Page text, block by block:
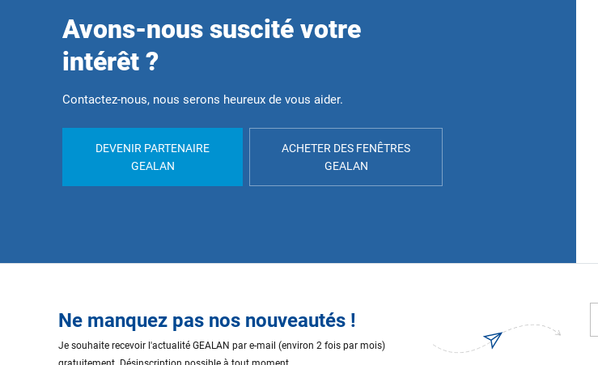
Avons-nous suscité votre
intérêt ?
Contactez-nous, nous serons heureux de vous aider.
DEVENIR PARTENAIRE
GEALAN
ACHETER DES FENÊTRES
GEALAN
Ne manquez pas nos nouveautés !
Je souhaite recevoir l'actualité GEALAN par e-mail (environ 2 fois par mois)